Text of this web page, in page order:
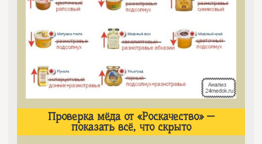
Проверка мёда от «Роскачество» —
показать всё, что скрыто